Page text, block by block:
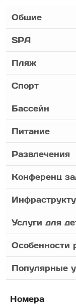
Общие
SPA
Пляж
Спорт
Бассейн
Питание
Развлечения
Конференц
Услуги для
Особенности
Популярные
Номера